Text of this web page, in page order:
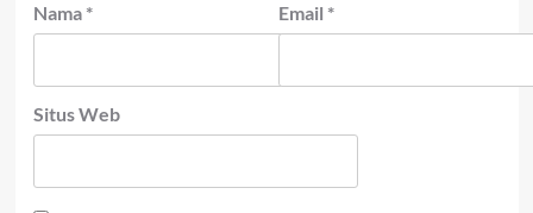
Nama * Email *
Situs Web